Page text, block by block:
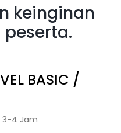
keinginan
BASIC /
3-4 Jam